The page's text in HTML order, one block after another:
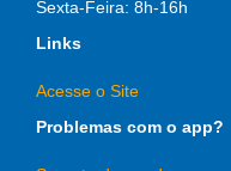
Sexta-Feira: 8h-16h
Links
Acesse o Site
Problemas com o app?